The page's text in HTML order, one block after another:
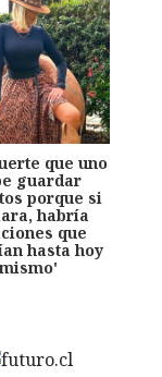
que uno
guardar
porque si
habría
que
hasta hoy